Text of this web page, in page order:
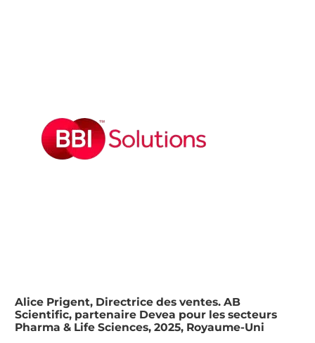
Alice Prigent, Directrice des ventes. AB
Scientific, partenaire Devea pour les secteurs
Pharma & Life Sciences, 2025, Royaume-Uni